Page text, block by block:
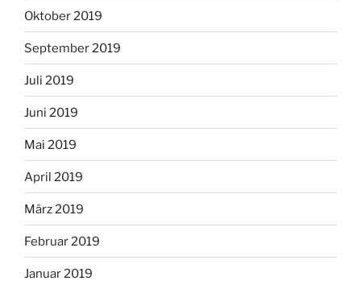
Oktober 2019
September 2019
Juli 2019
Juni 2019
Mai 2019
April 2019
März 2019
Februar 2019
Januar 2019